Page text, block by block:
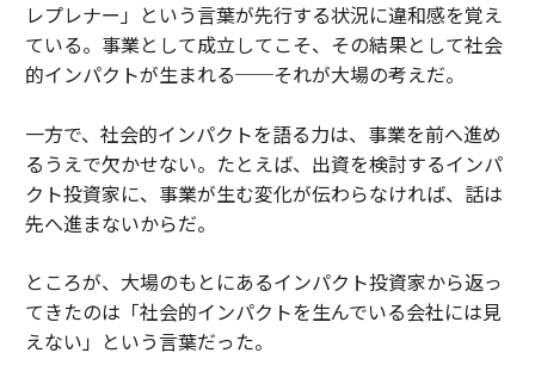
レプレナー」という言葉が先行する状況に違和感を覚え
ている。事業として成立してこそ、その結果として社会
的インパクトが生まれる──それが大場の考えだ。
一方で、社会的インパクトを語る力は、事業を前へ進め
るうえで欠かせない。たとえば、出資を検討するインパ
クト投資家に、事業が生む変化が伝わらなければ、話は
先へ進まないからだ。
ところが、大場のもとにあるインパクト投資家から返っ
てきたのは「社会的インパクトを生んでいる会社には見
えない」という言葉だった。